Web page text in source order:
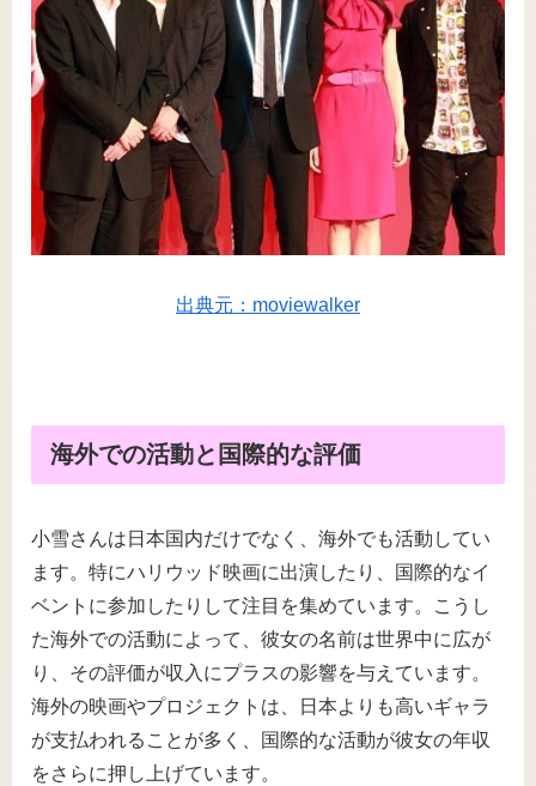
出典元：moviewalker
海外での活動と国際的な評価
小雪さんは日本国内だけでなく、海外でも活動してい
ます。特にハリウッド映画に出演したり、国際的なイ
ベントに参加したりして注目を集めています。こうし
た海外での活動によって、彼女の名前は世界中に広が
り、その評価が収入にプラスの影響を与えています。
海外の映画やプロジェクトは、日本よりも高いギャラ
が支払われることが多く、国際的な活動が彼女の年収
をさらに押し上げています。